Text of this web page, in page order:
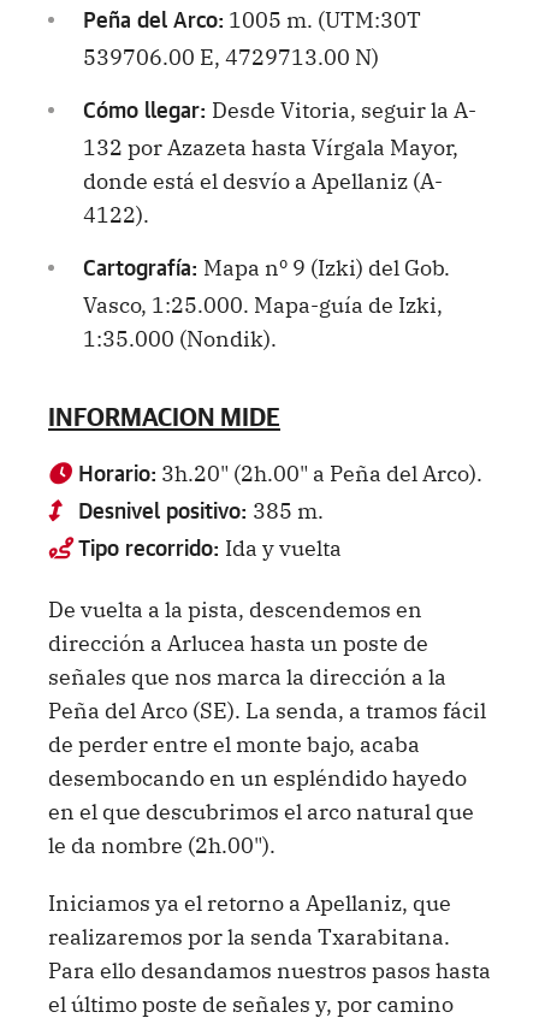
Peña del Arco: 1005 m. (UTM:30T
539706.00 E, 4729713.00 N)
Cómo llegar: Desde Vitoria, seguir la A-
132 por Azazeta hasta Vírgala Mayor,
donde está el desvío a Apellaniz (A-
4122).
Cartografía: Mapa nº 9 (Izki) del Gob.
Vasco, 1:25.000. Mapa-guía de Izki,
1:35.000 (Nondik).
INFORMACION MIDE
Horario: 3h.20" (2h.00" a Peña del Arco).
Desnivel positivo: 385 m.
Tipo recorrido: Ida y vuelta
De vuelta a la pista, descendemos en
dirección a Arlucea hasta un poste de
señales que nos marca la dirección a la
Peña del Arco (SE). La senda, a tramos fácil
de perder entre el monte bajo, acaba
desembocando en un espléndido hayedo
en el que descubrimos el arco natural que
le da nombre (2h.00").
Iniciamos ya el retorno a Apellaniz, que
realizaremos por la senda Txarabitana.
Para ello desandamos nuestros pasos hasta
el último poste de señales y, por camino